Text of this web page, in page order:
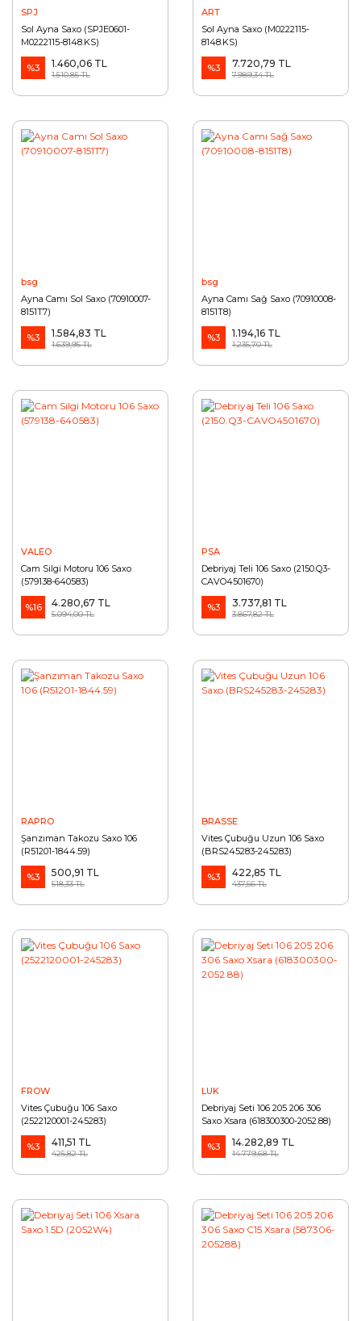
SPJ
Sol Ayna Saxo (SPJE0601-
M0222115-8148.KS)
%3 1.460,06 TL
1.510,85 TL
ART
Sol Ayna Saxo (M0222115-
8148.KS)
%3 7.720,79 TL
7.989,34 TL
bsg
Ayna Camı Sol Saxo (70910007-
8151T7)
%3 1.584,83 TL
1.639,95 TL
bsg
Ayna Camı Sağ Saxo (70910008-
8151T8)
%3 1.194,16 TL
1.235,70 TL
VALEO
Cam Silgi Motoru 106 Saxo
(579138-640583)
%16 4.280,67 TL
5.094,00 TL
PSA
Debriyaj Teli 106 Saxo (2150.Q3-
CAVO4501670)
%3 3.737,81 TL
3.867,82 TL
RAPRO
Şanzıman Takozu Saxo 106
(R51201-1844.59)
%3 500,91 TL
518,33 TL
BRASSE
Vites Çubuğu Uzun 106 Saxo
(BRS245283-245283)
%3 422,85 TL
437,56 TL
FROW
Vites Çubuğu 106 Saxo
(2522120001-245283)
%3 411,51 TL
425,82 TL
LUK
Debriyaj Seti 106 205 206 306
Saxo Xsara (618300300-2052.88)
%3 14.282,89 TL
14.779,68 TL